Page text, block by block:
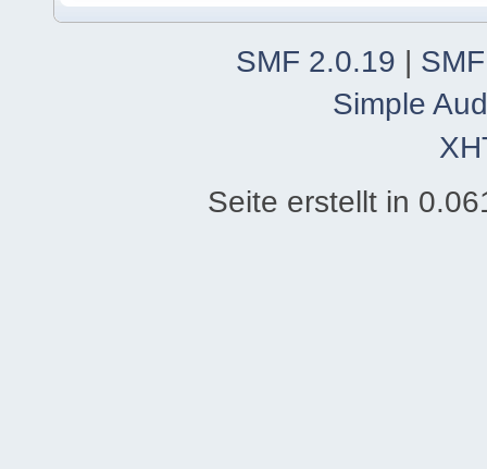
SMF 2.0.19 |
Simple
Seite erstellt in